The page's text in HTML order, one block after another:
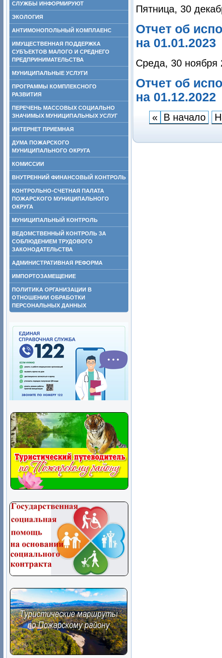
СЛУЖБЫ ИНФОРМИРУЮТ
ЭКОЛОГИЯ
АНТИМОНОПОЛЬНЫЙ КОМПЛАЕНС
ИМУЩЕСТВЕННАЯ ПОДДЕРЖКА
СУБЪЕКТОВ МАЛОГО И СРЕДНЕГО
ПРЕДПРИНИМАТЕЛЬСТВА
МУНИЦИПАЛЬНЫЕ УСЛУГИ
ПРОГРАММЫ КОМПЛЕКСНОГО
РАЗВИТИЯ
ПЕРЕЧЕНЬ МАССОВЫХ СОЦИАЛЬНО
ЗНАЧИМЫХ МУНИЦИПАЛЬНЫХ УСЛУГ
ИНТЕРНЕТ ПРИЕМНАЯ
ДУМА ПОЖАРСКОГО
МУНИЦИПАЛЬНОГО ОКРУГА
КОМИССИИ
ВНУТРЕННИЙ ФИНАНСОВЫЙ КОНТРОЛЬ
КОНТРОЛЬНО-СЧЕТНАЯ ПАЛАТА
ПОЖАРСКОГО МУНИЦИПАЛЬНОГО
ОКРУГА
МУНИЦИПАЛЬНЫЙ КОНТРОЛЬ
ВЕДОМСТВЕННЫЙ КОНТРОЛЬ ЗА
СОБЛЮДЕНИЕМ ТРУДОВОГО
ЗАКОНОДАТЕЛЬСТВА
АДМИНИСТРАТИВНАЯ РЕФОРМА
ИМПОРТОЗАМЕЩЕНИЕ
ПОЛИТИКА ОРГАНИЗАЦИИ В
ОТНОШЕНИИ ОБРАБОТКИ
ПЕРСОНАЛЬНЫХ ДАННЫХ
Пятница, 30
Отчет об
на 01.01.2023
Среда, 30 ноября
Отчет об
на 01.12.2022
« В начало